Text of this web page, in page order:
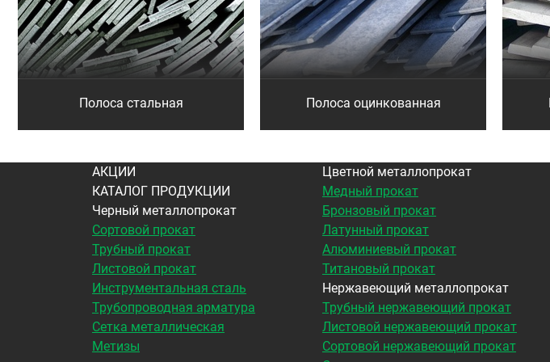
Полоса стальная Полоса оцинкованная
АКЦИИ
КАТАЛОГ ПРОДУКЦИИ
Черный металлопрокат
Сортовой прокат
Трубный прокат
Листовой прокат
Инструментальная сталь
Трубопроводная арматура
Сетка металлическая
Метизы
Цветной металлопрокат
Медный прокат
Бронзовый прокат
Латунный прокат
Алюминиевый прокат
Титановый прокат
Нержавеющий металлопрокат
Трубный нержавеющий прокат
Листовой нержавеющий прокат
Сортовой нержавеющий прокат